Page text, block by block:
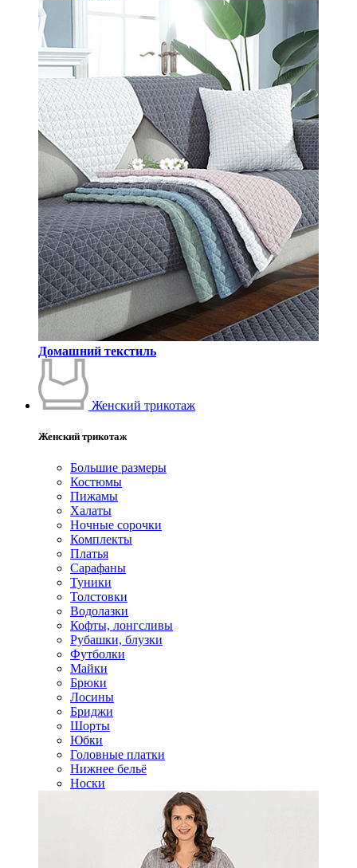
Домашний текстиль
Женский трикотаж
Женский трикотаж
Большие размеры
Костюмы
Пижамы
Халаты
Ночные сорочки
Комплекты
Платья
Сарафаны
Туники
Толстовки
Водолазки
Кофты, лонгсливы
Рубашки, блузки
Футболки
Майки
Брюки
Лосины
Бриджи
Шорты
Юбки
Головные платки
Нижнее бельё
Носки